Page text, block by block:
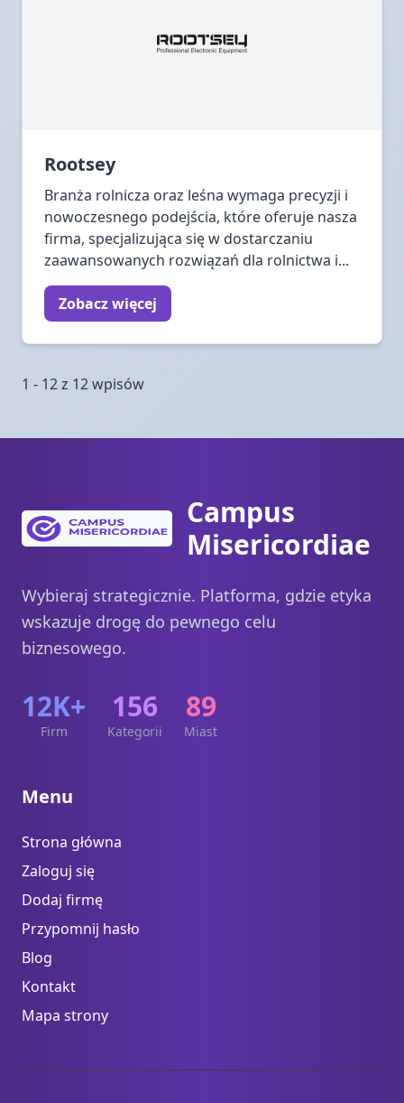
Rootsey
Branża rolnicza oraz leśna wymaga precyzji i
nowoczesnego podejścia, które oferuje nasza
firma, specjalizująca się w dostarczaniu
zaawansowanych rozwiązań dla rolnictwa i...
Zobacz więcej
1 - 12 z 12 wpisów
Campus
Misericordiae
Wybieraj strategicznie. Platforma, gdzie etyka
wskazuje drogę do pewnego celu
biznesowego.
12K+
Firm
156
Kategorii
89
Miast
Menu
Strona główna
Zaloguj się
Dodaj firmę
Przypomnij hasło
Blog
Kontakt
Mapa strony